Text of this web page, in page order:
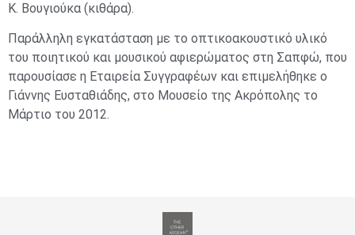
Κ. Βουγιούκα (κιθάρα).
Παράλληλη εγκατάσταση με το οπτικοακουστικό υλικό
του ποιητικού και μουσικού αφιερώματος στη Σαπφώ, που
παρουσίασε η Εταιρεία Συγγραφέων και επιμελήθηκε ο
Γιάννης Ευσταθιάδης, στο Μουσείο της Ακρόπολης το
Μάρτιο του 2012.